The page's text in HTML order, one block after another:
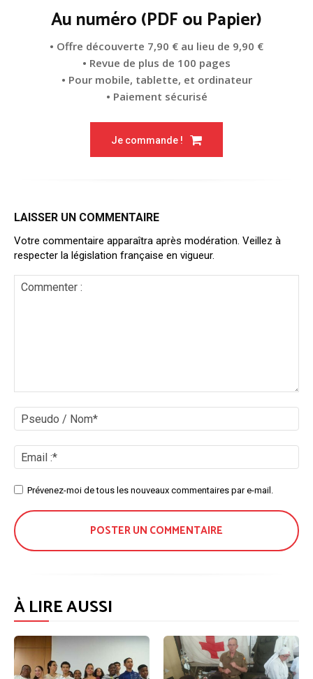
Au numéro (PDF ou Papier)
• Offre découverte 7,90 € au lieu de 9,90 €
• Revue de plus de 100 pages
• Pour mobile, tablette, et ordinateur
• Paiement sécurisé
Je commande !
LAISSER UN COMMENTAIRE
Votre commentaire apparaîtra après modération. Veillez à
respecter la législation française en vigueur.
/
:*
SitePrévenez-moi de tous les nouveaux commentaires par e-mail.
À LIRE AUSSI